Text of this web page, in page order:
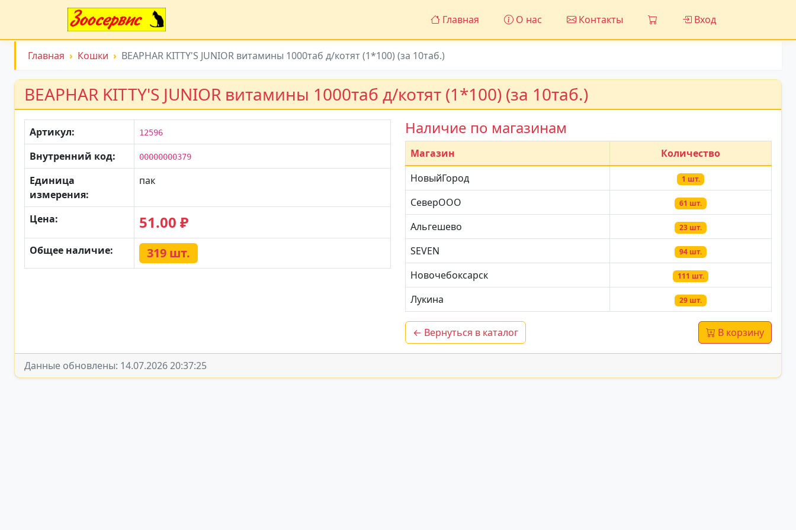
Главная О нас Контакты Вход
Главная Кошки BEAPHAR KITTY'S JUNIOR витамины 1000таб д/котят (1*100) (за 10таб.)
BEAPHAR KITTY'S JUNIOR витамины 1000таб д/котят (1*100) (за 10таб.)
Артикул: 12596
Внутренний код: 00000000379
Единица
измерения:
пак
Цена: 51.00 ₽
Общее наличие: 319 шт.
Наличие по магазинам
Магазин
Количество
НовыйГород
1 шт.
СеверООО 61 шт.
Альгешево 23 шт.
SEVEN 94 шт.
Новочебоксарск 111 шт.
Лукина 29 шт.
← Вернуться в каталог В корзину
Данные обновлены: 14.07.2026 20:37:25